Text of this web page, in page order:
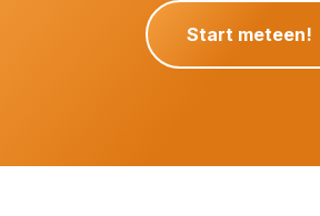
Start meteen!